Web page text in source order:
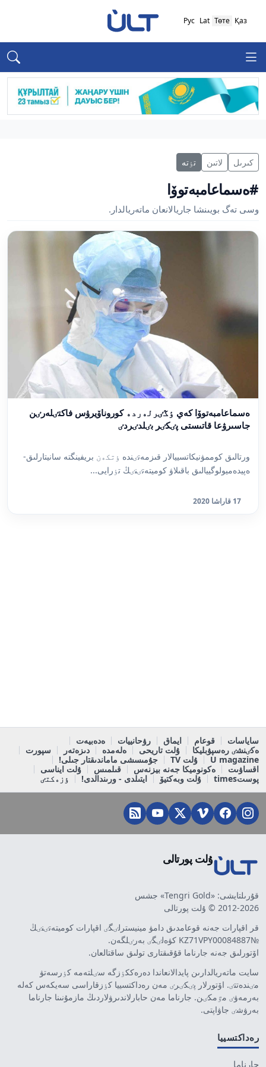
Қаз
Төте
Lat
Рус
كىرىل لاتىن تٶتە
#ەسماعامبەتوۆا
وسى تەگ بويىنشا جاريالانعان ماتەريالدار.
ەسماعامبەتوۆا كەي ٶڭٸرلەردە كوروناۆيرۋس فاكتٸلەرٸن
جاسىرۋعا قاتىستى پٸكٸر بٸلدٸردٸ
ورتالىق كوممۋنيكاتسييالار قىزمەتٸندە ٶتكەن بريفينگتە سانيتارلىق-
ەپيدەميولوگييالىق باقىلاۋ كوميتەتٸنٸڭ تٶرايى...
17 قاراشا 2020
ساياسات قوعام ايماق رۋحانييات
ەدەبيەت
ەكٸنشٸ رەسپۋبليكا
ۇلت تاريحى ەلەمدە دىزەتەر
سپورت
U magazine
ۇلت TV
جۇمىسشى ماماندىقتار جىلى!
اقساۋىت
ەكونوميكا جەنە بيزنەس قىلمىس
ۇلت ايناسى
پوستtimes
ۇلت وبەكتيۆ ايتىلدى - ورىندالدى! ٶزەكتٸ
ۇلت پورتالى
قۇرىلتايشى: «Tengri Gold» جشس
2012-2026 © ۇلت پورتالى
قر اقپارات جەنە قوعامدىق دامۋ مينيسترلٸگٸ اقپارات كوميتەتٸنٸڭ
№KZ71VPY00084887 كۋەلٸگٸ بەرٸلگەن.
اۆتورلىق جەنە جارناما قۇقىقتارى تولىق ساقتالعان.
سايت ماتەريالدارىن پايدالانعاندا دەرەككٶزگە سٸلتەمە كٶرسەتۋ
مٸندەتتٸ. اۆتورلار پٸكٸرٸ مەن رەداكتسييا كٶزقاراسى سەيكەس كەلە
بەرمەۋٸ مٷمكٸن. جارناما مەن حابارلاندىرۋلاردىڭ مازمۇنىنا جارناما
بەرۋشٸ جاۋاپتى.
رەداكتسييا
جارناما